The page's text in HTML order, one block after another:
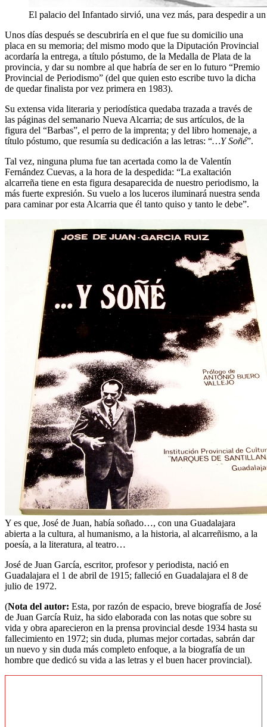
El palacio del Infantado sirvió, una vez más, para despedir a
Unos días después se descubriría en el que fue su domicilio una
placa en su memoria; del mismo modo que la Diputación Provincial
acordaría la entrega, a título póstumo, de la Medalla de Plata de la
provincia, y dar su nombre al que habría de ser en lo futuro “Premio
Provincial de Periodismo” (del que quien esto escribe tuvo la dicha
de quedar finalista por vez primera en 1983).
Su extensa vida literaria y periodística quedaba trazada a través de
las páginas del semanario Nueva Alcarria; de sus artículos, de la
figura del “Barbas”, el perro de la imprenta; y del libro homenaje, a
título póstumo, que resumía su dedicación a las letras: “…Y Soñé”.
Tal vez, ninguna pluma fue tan acertada como la de Valentín
Fernández Cuevas, a la hora de la despedida: “La exaltación
alcarreña tiene en esta figura desaparecida de nuestro periodismo, la
más fuerte expresión. Su vuelo a los luceros iluminará nuestra senda
para caminar por esta Alcarria que él tanto quiso y tanto le debe”.
Y es que, José de Juan, había soñado…, con una Guadalajara
abierta a la cultura, al humanismo, a la historia, al alcarreñismo, a la
poesía, a la literatura, al teatro…
José de Juan García, escritor, profesor y periodista, nació en
Guadalajara el 1 de abril de 1915; falleció en Guadalajara el 8 de
julio de 1972.
(Nota del autor: Esta, por razón de espacio, breve biografía de José
de Juan García Ruiz, ha sido elaborada con las notas que sobre su
vida y obra aparecieron en la prensa provincial desde 1934 hasta su
fallecimiento en 1972; sin duda, plumas mejor cortadas, sabrán dar
un nuevo y sin duda más completo enfoque, a la biografía de un
hombre que dedicó su vida a las letras y el buen hacer provincial).